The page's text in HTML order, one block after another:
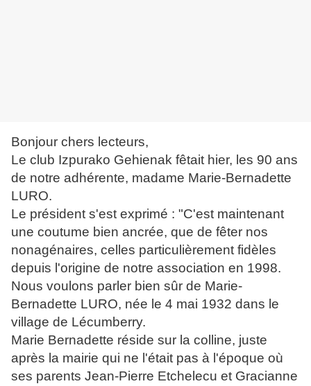
Bonjour chers lecteurs,
Le club Izpurako Gehienak fêtait hier, les 90 ans
de notre adhérente, madame Marie-Bernadette
LURO.
Le président s'est exprimé : "C'est maintenant
une coutume bien ancrée, que de fêter nos
nonagénaires, celles particulièrement fidèles
depuis l'origine de notre association en 1998.
Nous voulons parler bien sûr de Marie-
Bernadette LURO, née le 4 mai 1932 dans le
village de Lécumberry.
Marie Bernadette réside sur la colline, juste
après la mairie qui ne l'était pas à l'époque où
ses parents Jean-Pierre Etchelecu et Gracianne